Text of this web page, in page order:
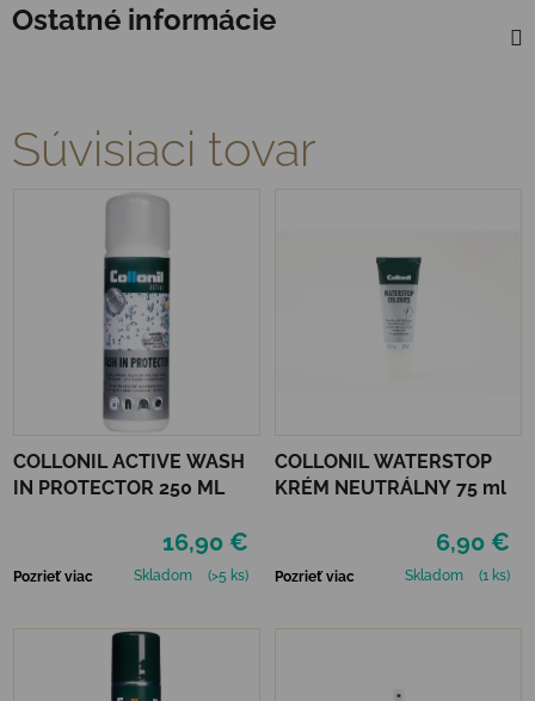
Ostatné informácie
Súvisiaci tovar
COLLONIL ACTIVE WASH
IN PROTECTOR 250 ML
16,90 €
Pozrieť viac Skladom (>5 ks)
COLLONIL WATERSTOP
KRÉM NEUTRÁLNY 75 ml
6,90 €
Pozrieť viac Skladom (1 ks)